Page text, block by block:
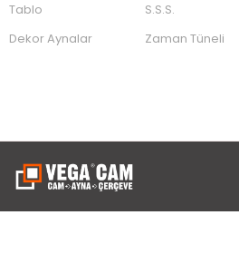
Tablo
Dekor Aynalar
S.S.S.
Zaman Tüneli